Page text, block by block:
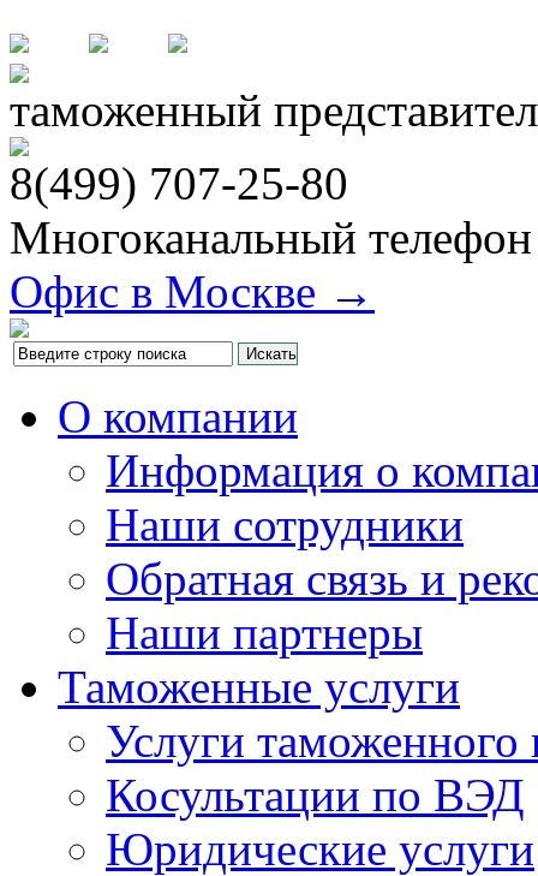
таможенный
8(499) 707-25-80
Многоканальный
Офис в Москве →
О компании
Информация о
Наши сотрудники
Обратная связь и
Наши партнеры
Таможенные услуги
Услуги таможенного
Косультации по ВЭД
Юридические услуги